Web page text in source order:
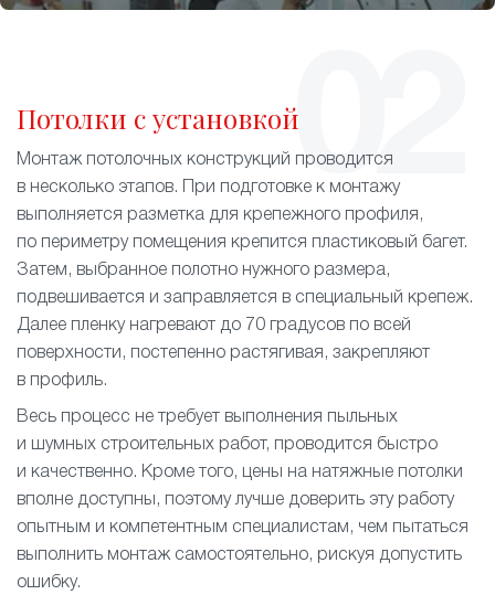
Потолки с установкой
Монтаж потолочных конструкций проводится
в несколько этапов. При подготовке к монтажу
выполняется разметка для крепежного профиля,
по периметру помещения крепится пластиковый багет.
Затем, выбранное полотно нужного размера,
подвешивается и заправляется в специальный крепеж.
Далее пленку нагревают до 70 градусов по всей
поверхности, постепенно растягивая, закрепляют
в профиль.
Весь процесс не требует выполнения пыльных
и шумных строительных работ, проводится быстро
и качественно. Кроме того, цены на натяжные потолки
вполне доступны, поэтому лучше доверить эту работу
опытным и компетентным специалистам, чем пытаться
выполнить монтаж самостоятельно, рискуя допустить
ошибку.